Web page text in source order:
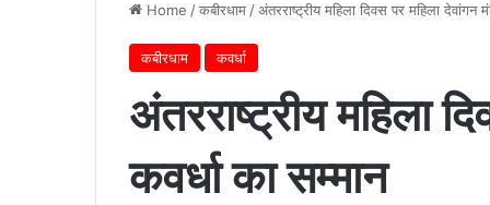
Home /कबीरधाम /अंतरराष्ट्रीय महिला दिवस पर महिला देवांगन
कबीरधाम कवर्धा
अंतरराष्ट्रीय महिला
कवर्धा का सम्मान